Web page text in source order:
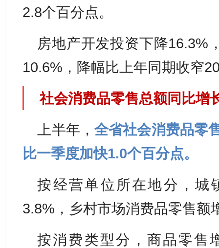
2.8个百分点。
房地产开发投资下降16.3%
10.6%，降幅比上年同期收窄
社会消费品零售总额同比增
上半年， 全省社会消费品零
比一季度加快1.0个百分点。
按经营单位所在地分，城
3.8%，乡村市场消费品零售额
按消费类型分，商品零售